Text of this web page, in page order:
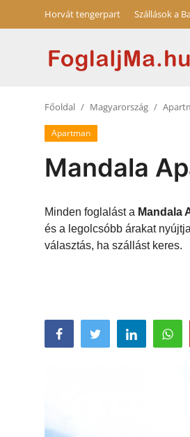
Horvát tengerpart Szállások a
Szállások a Balatonon
Szállások Hajdúszoboszlón
Főoldal Magyarország
Apartman
Mandala
Minden foglalást a Mandala
és a legolcsóbb árakat
választás, ha szállást keres.